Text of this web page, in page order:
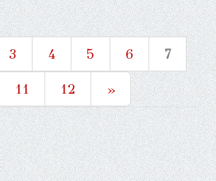
3 4 5 6
7
11 12 »